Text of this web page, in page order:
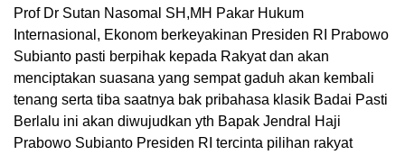
Prof Dr Sutan Nasomal SH,MH Pakar Hukum
Internasional, Ekonom berkeyakinan Presiden RI Prabowo
Subianto pasti berpihak kepada Rakyat dan akan
menciptakan suasana yang sempat gaduh akan kembali
tenang serta tiba saatnya bak pribahasa klasik Badai Pasti
Berlalu ini akan diwujudkan yth Bapak Jendral Haji
Prabowo Subianto Presiden RI tercinta pilihan rakyat